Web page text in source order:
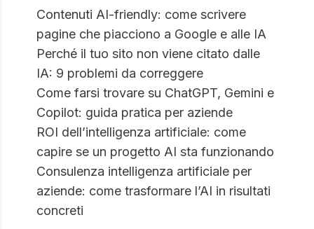
Contenuti AI-friendly: come scrivere
pagine che piacciono a Google e alle IA
Perché il tuo sito non viene citato dalle
IA: 9 problemi da correggere
Come farsi trovare su ChatGPT, Gemini e
Copilot: guida pratica per aziende
ROI dell’intelligenza artificiale: come
capire se un progetto AI sta funzionando
Consulenza intelligenza artificiale per
aziende: come trasformare l’AI in risultati
concreti